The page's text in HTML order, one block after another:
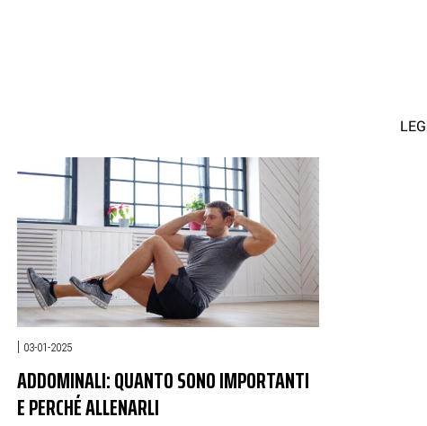
| 03-01-2025
ADDOMINALI: QUANTO SONO IMPORTANTI
E PERCHÉ ALLENARLI